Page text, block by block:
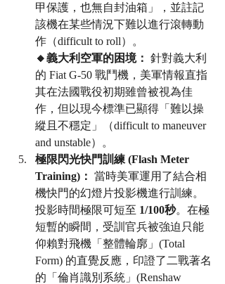
甲保護，也無自封油箱」，並註記
該機在某些情況下難以進行滾轉動
作（difficult to roll）。
🔸義大利空軍的困境： 針對義大利
的 Fiat G-50 戰鬥機，美軍情報直指
其在法國戰役初期雖曾被視為佳
作，但以現今標準已顯得「難以操
縱且不穩定」（difficult to maneuver
and unstable）。
極限閃光快門訓練 (Flash Meter
Training)： 當時美軍運用了結合相
機快門的幻燈片投影機進行訓練。
投影時間極限可短至 1/100秒。在極
短暫的瞬間，受訓官兵被強迫只能
仰賴對飛機「整體輪廓」(Total
Form) 的直覺反應，印證了二戰著名
的「倫肖識別系統」(Renshaw